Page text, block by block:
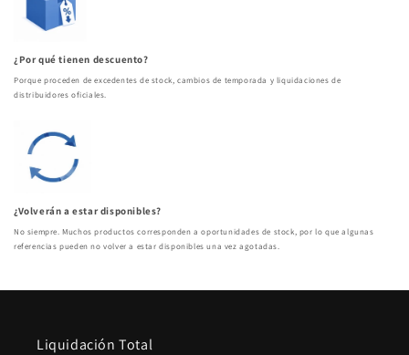
¿Por qué tienen descuento?
Porque proceden de excedentes de stock, cambios de temporada y liquidaciones de
distribuidores oficiales.
¿Volverán a estar disponibles?
No siempre. Muchos productos corresponden a oportunidades de stock, por lo que algunas
referencias pueden no volver a estar disponibles una vez agotadas.
Liquidación Total